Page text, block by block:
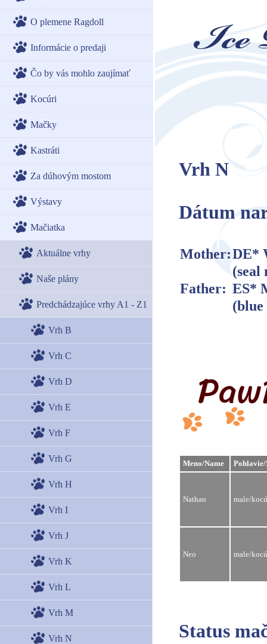
O plemene Ragdoll
Informácie o predaji
Čo by vás mohlo zaujímať
Kocúri
Mačky
Kastráti
Za dúhovým mostom
Výstavy
Mačiatka
Aktuálne vrhy
Naše plány
Predchádzajúce vrhy A1 - Z1
Vrh B
Vrh C
Vrh D
Vrh E
Vrh F
Vrh G
Vrh H
Vrh I
Vrh J
Vrh K
Vrh L
Vrh M
Vrh N
Vrh N
Dátum
Mother:DE*
(seal
Father: ES*
Meno/Name Pohlavie/
Nathan male/
Neo male/
Status